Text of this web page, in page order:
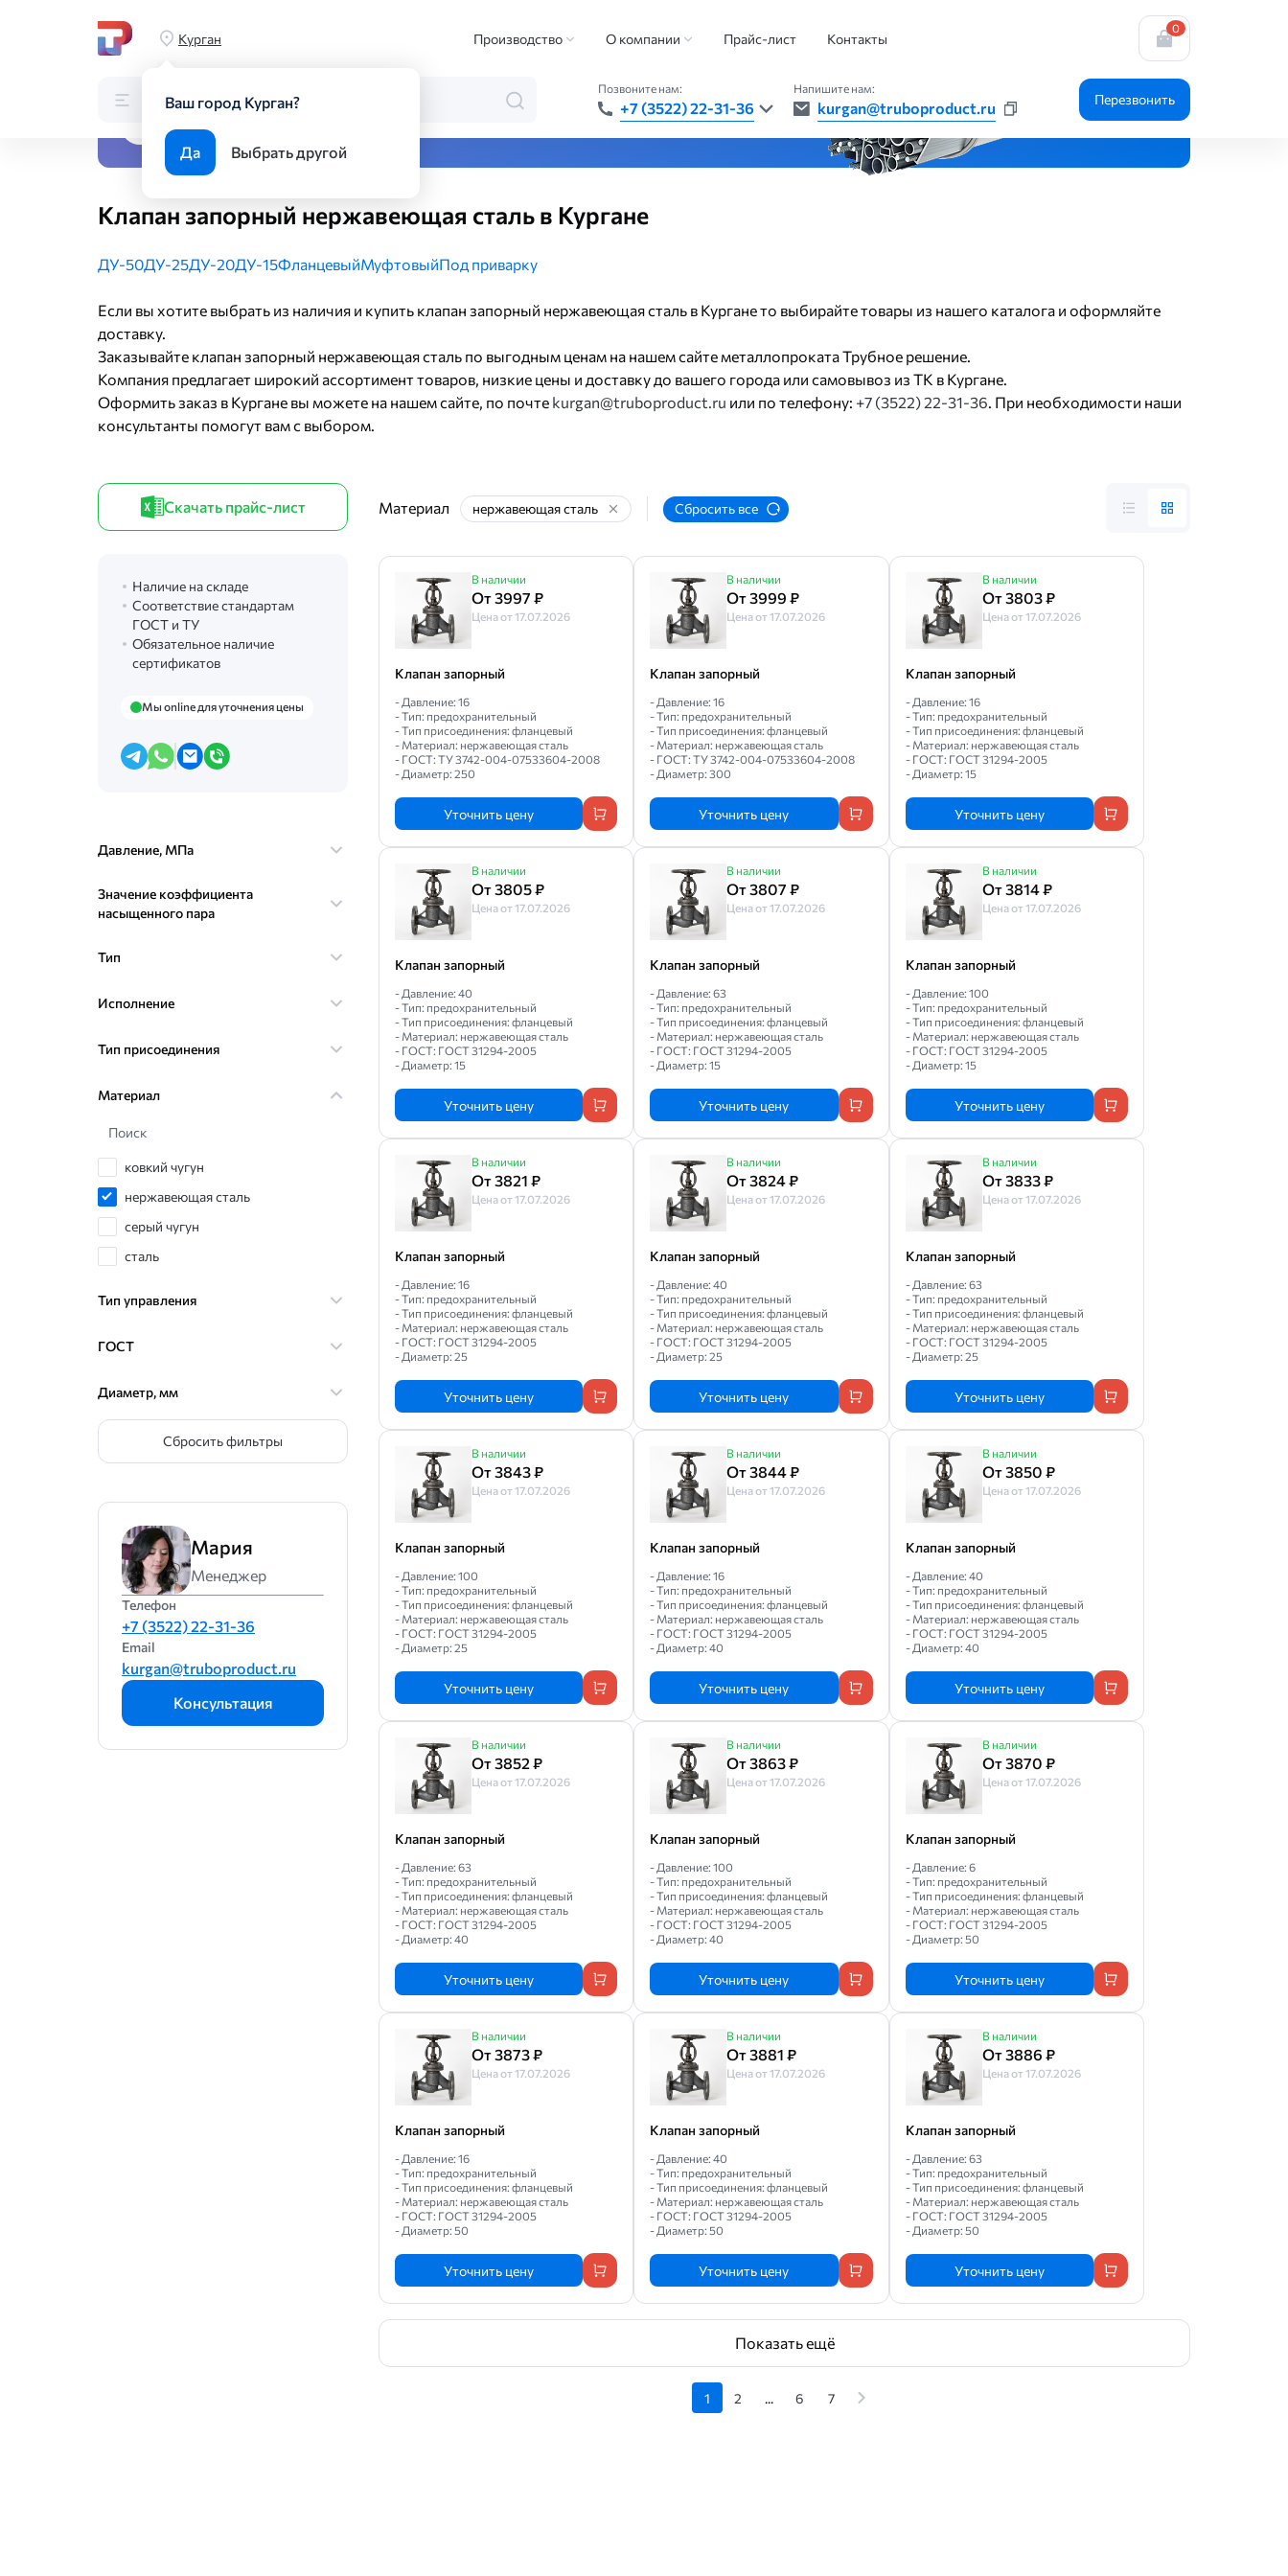
Курган
Ваш город Курган?
Да Выбрать другой
Производство О компании Прайс-лист Контакты
0
Каталог Поиск по каталогу
Позвоните нам:
+7 (3522) 22-31-36
Напишите нам:
kurgan@truboproduct.ru Перезвонить
Главная Каталог Клапан запорный нержавеющая сталь
Все виды металлопроката — быстро, точно, везде
Клапан запорный нержавеющая сталь в Кургане
ДУ-50ДУ-25ДУ-20ДУ-15ФланцевыйМуфтовыйПод приварку
Если вы хотите выбрать из наличия и купить клапан запорный нержавеющая сталь в Кургане то выбирайте товары из нашего каталога и оформляйте
доставку.
Заказывайте клапан запорный нержавеющая сталь по выгодным ценам на нашем сайте металлопроката Трубное решение.
Компания предлагает широкий ассортимент товаров, низкие цены и доставку до вашего города или самовывоз из ТК в Кургане.
Оформить заказ в Кургане вы можете на нашем сайте, по почте kurgan@truboproduct.ru или по телефону: +7 (3522) 22-31-36. При необходимости наши
консультанты помогут вам с выбором.
Скачать прайс-лист
Наличие на складе
Соответствие стандартам
ГОСТ и ТУ
Обязательное наличие
сертификатов
Мы online для уточнения цены
Давление, МПа
Значение коэффициента
насыщенного пара
Тип
Исполнение
Тип присоединения
Материал
Поиск
ковкий чугун
нержавеющая сталь
серый чугун
сталь
Тип управления
ГОСТ
Диаметр, мм
Сбросить фильтры
Мария
Менеджер
Телефон
+7 (3522) 22-31-36
Email
kurgan@truboproduct.ru
Консультация
Материал нержавеющая сталь Сбросить все
В наличии
От 3997 ₽
Цена от 17.07.2026
Клапан запорный
- Давление: 16
- Тип: предохранительный
- Тип присоединения: фланцевый
- Материал: нержавеющая сталь
- ГОСТ: ТУ 3742-004-07533604-2008
- Диаметр: 250
Уточнить цену
В наличии
От 3999 ₽
Цена от 17.07.2026
Клапан запорный
- Давление: 16
- Тип: предохранительный
- Тип присоединения: фланцевый
- Материал: нержавеющая сталь
- ГОСТ: ТУ 3742-004-07533604-2008
- Диаметр: 300
Уточнить цену
В наличии
От 3803 ₽
Цена от 17.07.2026
Клапан запорный
- Давление: 16
- Тип: предохранительный
- Тип присоединения: фланцевый
- Материал: нержавеющая сталь
- ГОСТ: ГОСТ 31294-2005
- Диаметр: 15
Уточнить цену
В наличии
От 3805 ₽
Цена от 17.07.2026
Клапан запорный
- Давление: 40
- Тип: предохранительный
- Тип присоединения: фланцевый
- Материал: нержавеющая сталь
- ГОСТ: ГОСТ 31294-2005
- Диаметр: 15
Уточнить цену
В наличии
От 3807 ₽
Цена от 17.07.2026
Клапан запорный
- Давление: 63
- Тип: предохранительный
- Тип присоединения: фланцевый
- Материал: нержавеющая сталь
- ГОСТ: ГОСТ 31294-2005
- Диаметр: 15
Уточнить цену
В наличии
От 3814 ₽
Цена от 17.07.2026
Клапан запорный
- Давление: 100
- Тип: предохранительный
- Тип присоединения: фланцевый
- Материал: нержавеющая сталь
- ГОСТ: ГОСТ 31294-2005
- Диаметр: 15
Уточнить цену
В наличии
От 3821 ₽
Цена от 17.07.2026
Клапан запорный
- Давление: 16
- Тип: предохранительный
- Тип присоединения: фланцевый
- Материал: нержавеющая сталь
- ГОСТ: ГОСТ 31294-2005
- Диаметр: 25
Уточнить цену
В наличии
От 3824 ₽
Цена от 17.07.2026
Клапан запорный
- Давление: 40
- Тип: предохранительный
- Тип присоединения: фланцевый
- Материал: нержавеющая сталь
- ГОСТ: ГОСТ 31294-2005
- Диаметр: 25
Уточнить цену
В наличии
От 3833 ₽
Цена от 17.07.2026
Клапан запорный
- Давление: 63
- Тип: предохранительный
- Тип присоединения: фланцевый
- Материал: нержавеющая сталь
- ГОСТ: ГОСТ 31294-2005
- Диаметр: 25
Уточнить цену
В наличии
От 3843 ₽
Цена от 17.07.2026
Клапан запорный
- Давление: 100
- Тип: предохранительный
- Тип присоединения: фланцевый
- Материал: нержавеющая сталь
- ГОСТ: ГОСТ 31294-2005
- Диаметр: 25
Уточнить цену
В наличии
От 3844 ₽
Цена от 17.07.2026
Клапан запорный
- Давление: 16
- Тип: предохранительный
- Тип присоединения: фланцевый
- Материал: нержавеющая сталь
- ГОСТ: ГОСТ 31294-2005
- Диаметр: 40
Уточнить цену
В наличии
От 3850 ₽
Цена от 17.07.2026
Клапан запорный
- Давление: 40
- Тип: предохранительный
- Тип присоединения: фланцевый
- Материал: нержавеющая сталь
- ГОСТ: ГОСТ 31294-2005
- Диаметр: 40
Уточнить цену
В наличии
От 3852 ₽
Цена от 17.07.2026
Клапан запорный
- Давление: 63
- Тип: предохранительный
- Тип присоединения: фланцевый
- Материал: нержавеющая сталь
- ГОСТ: ГОСТ 31294-2005
- Диаметр: 40
Уточнить цену
В наличии
От 3863 ₽
Цена от 17.07.2026
Клапан запорный
- Давление: 100
- Тип: предохранительный
- Тип присоединения: фланцевый
- Материал: нержавеющая сталь
- ГОСТ: ГОСТ 31294-2005
- Диаметр: 40
Уточнить цену
В наличии
От 3870 ₽
Цена от 17.07.2026
Клапан запорный
- Давление: 6
- Тип: предохранительный
- Тип присоединения: фланцевый
- Материал: нержавеющая сталь
- ГОСТ: ГОСТ 31294-2005
- Диаметр: 50
Уточнить цену
В наличии
От 3873 ₽
Цена от 17.07.2026
Клапан запорный
- Давление: 16
- Тип: предохранительный
- Тип присоединения: фланцевый
- Материал: нержавеющая сталь
- ГОСТ: ГОСТ 31294-2005
- Диаметр: 50
Уточнить цену
В наличии
От 3881 ₽
Цена от 17.07.2026
Клапан запорный
- Давление: 40
- Тип: предохранительный
- Тип присоединения: фланцевый
- Материал: нержавеющая сталь
- ГОСТ: ГОСТ 31294-2005
- Диаметр: 50
Уточнить цену
В наличии
От 3886 ₽
Цена от 17.07.2026
Клапан запорный
- Давление: 63
- Тип: предохранительный
- Тип присоединения: фланцевый
- Материал: нержавеющая сталь
- ГОСТ: ГОСТ 31294-2005
- Диаметр: 50
Уточнить цену
Показать ещё
1 2 ... 6 7